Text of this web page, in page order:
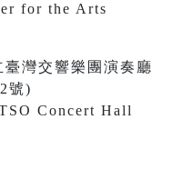
for the Arts
灣交響樂團演奏廳
號)
Concert Hall